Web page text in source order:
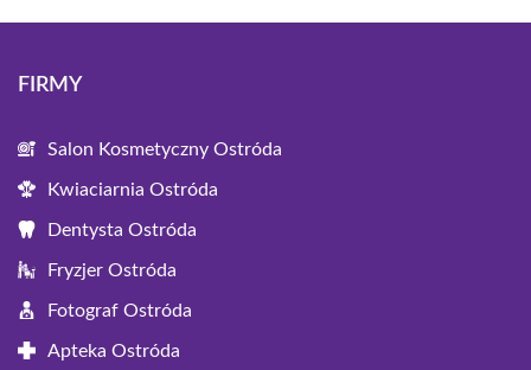
FIRMY
Salon Kosmetyczny Ostróda
Kwiaciarnia Ostróda
Dentysta Ostróda
Fryzjer Ostróda
Fotograf Ostróda
Apteka Ostróda